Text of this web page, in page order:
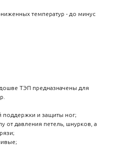
температур - до минус
ТЭП предназначены для
поддержки и защиты ног;
от давления петель, шнурков, а